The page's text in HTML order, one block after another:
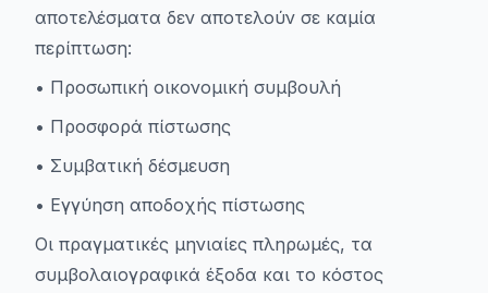
αποτελέσματα δεν αποτελούν σε καμία
περίπτωση:
• Προσωπική οικονομική συμβουλή
• Προσφορά πίστωσης
• Συμβατική δέσμευση
• Εγγύηση αποδοχής πίστωσης
Οι πραγματικές μηνιαίες πληρωμές, τα
συμβολαιογραφικά έξοδα και το κόστος